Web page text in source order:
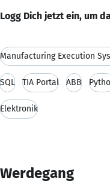
Logg Dich jetzt ein, um
Manufacturing Execution
SQL TIA Portal ABB
Elektronik
Werdegang